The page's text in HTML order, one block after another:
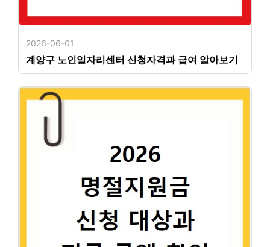
2026-06-01
계양구 노인일자리센터 신청자격과 급여 알아보기